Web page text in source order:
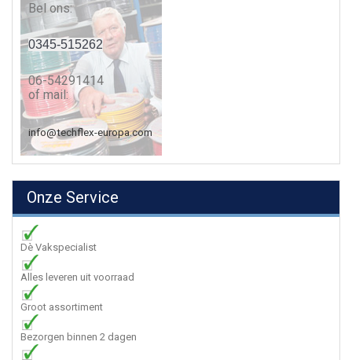
Bel ons:
0345-515262
06-54291414
of mail:
info@techflex-europa.com
Onze Service
Dè Vakspecialist
Alles leveren uit voorraad
Groot assortiment
Bezorgen binnen 2 dagen